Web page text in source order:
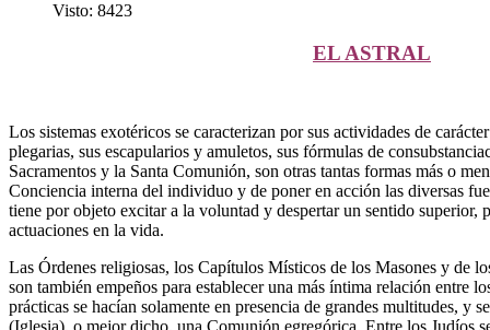
Visto: 8423
EL ASTRAL
Los sistemas exotéricos se caracterizan por sus actividades de
plegarias, sus escapularios y amuletos, sus fórmulas de
Sacramentos y la Santa Comunión, son otras tantas formas más o
Conciencia interna del individuo y de poner en acción las diversas
tiene por objeto excitar a la voluntad y despertar un sentido superior,
actuaciones en la vida.
Las Órdenes religiosas, los Capítulos Místicos de los Masones y de
son también empeños para establecer una más íntima relación entre
prácticas se hacían solamente en presencia de grandes multitudes, y